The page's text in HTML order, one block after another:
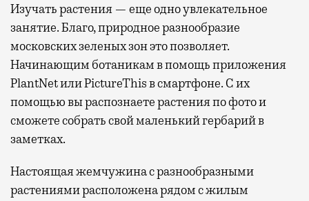
Изучать растения — еще одно увлекательное
занятие. Благо, природное разнообразие
московских зеленых зон это позволяет.
Начинающим ботаникам в помощь приложения
PlantNet или PictureThis в смартфоне. С их
помощью вы распознаете растения по фото и
сможете собрать свой маленький гербарий в
заметках.
Настоящая жемчужина с разнообразными
растениями расположена рядом с жилым